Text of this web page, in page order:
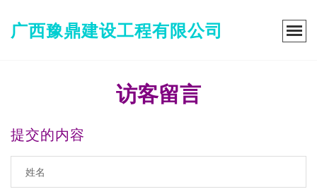
广西豫鼎建设工程有限公司
访客留言
提交的内容